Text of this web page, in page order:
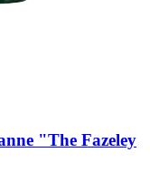
"The Fazeley